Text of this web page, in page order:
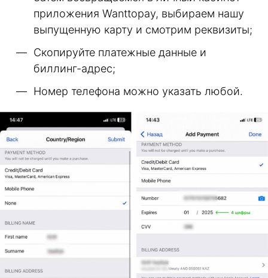
приложения Wanttopay, выбираем нашу
выпущенную карту и смотрим реквизиты;
Скопируйте платежные данные и
биллинг-адрес;
Номер телефона можно указать любой.